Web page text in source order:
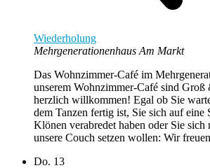
Wiederholung
Mehrgenerationenhaus Am Markt
Das Wohnzimmer-Café im
unserem Wohnzimmer-Café sind
herzlich willkommen! Egal ob Sie
dem Tanzen fertig ist, Sie sich auf eine
Klönen verabredet haben oder Sie
unsere Couch setzen wollen: Wir
Do. 13